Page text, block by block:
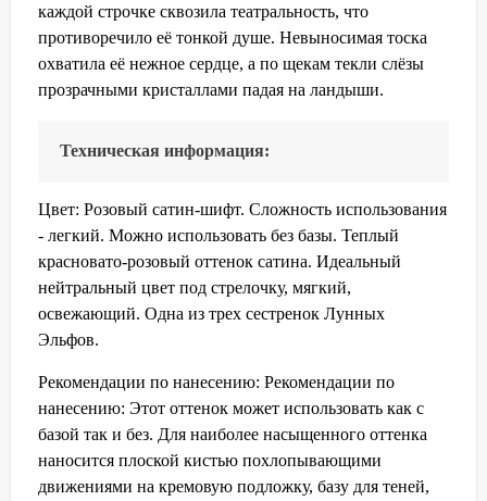
каждой строчке сквозила театральность, что
противоречило её тонкой душе. Невыносимая тоска
охватила её нежное сердце, а по щекам текли слёзы
прозрачными кристаллами падая на ландыши.
Техническая информация:
Цвет: Розовый сатин-шифт. Сложность использования
- легкий. Можно использовать без базы. Теплый
красновато-розовый оттенок сатина. Идеальный
нейтральный цвет под стрелочку, мягкий,
освежающий. Одна из трех сестренок Лунных
Эльфов.
Рекомендации по нанесению: Рекомендации по
нанесению: Этот оттенок может использовать как с
базой так и без. Для наиболее насыщенного оттенка
наносится плоской кистью похлопывающими
движениями на кремовую подложку, базу для теней,